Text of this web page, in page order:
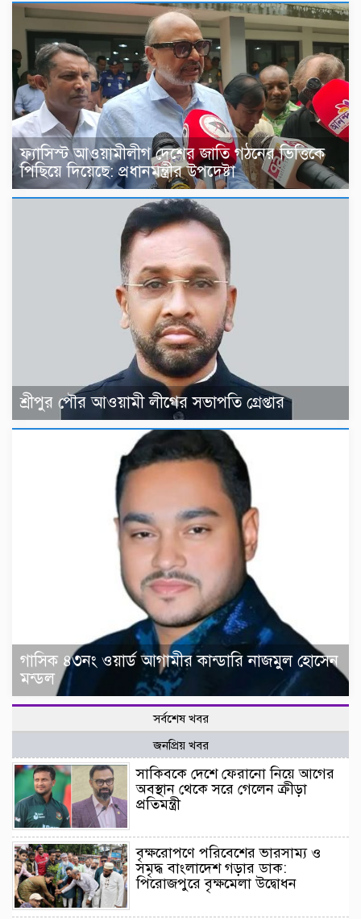
ফ্যাসিস্ট আওয়ামীলীগ দেশের জাতি গঠনের ভিত্তিকে
পিছিয়ে দিয়েছে: প্রধানমন্ত্রীর উপদেষ্টা
শ্রীপুর পৌর আওয়ামী লীগের সভাপতি গ্রেপ্তার
গাসিক ৪৩নং ওয়ার্ড আগামীর কান্ডারি নাজমুল হোসেন
মন্ডল
সর্বশেষ খবর
জনপ্রিয় খবর
সাকিবকে দেশে ফেরানো নিয়ে আগের
অবস্থান থেকে সরে গেলেন ক্রীড়া
প্রতিমন্ত্রী
বৃক্ষরোপণে পরিবেশের ভারসাম্য ও
সমৃদ্ধ বাংলাদেশ গড়ার ডাক:
পিরোজপুরে বৃক্ষমেলা উদ্বোধন